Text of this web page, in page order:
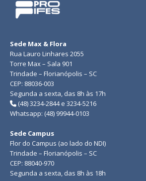
Sede Max & Flora
Rua Lauro Linhares 2055
Torre Max – Sala 901
Trindade – Florianópolis – SC
CEP: 88036-003
Segunda a sexta, das 8h às 17h
(48) 3234-2844 e 3234-5216
Whatsapp: (48) 99944-0103
Sede Campus
Flor do Campus (ao lado do NDI)
Trindade – Florianópolis – SC
CEP: 88040-970
Segunda a sexta, das 8h às 18h